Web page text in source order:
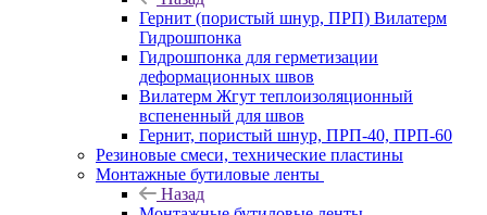
Гернит (пористый шнур, ПРП) Вилатерм
Гидрошпонка
Гидрошпонка для герметизации
деформационных швов
Вилатерм Жгут теплоизоляционный
вспененный для швов
Гернит, пористый шнур, ПРП-40, ПРП-60
Резиновые смеси, технические пластины
Монтажные бутиловые ленты
Назад